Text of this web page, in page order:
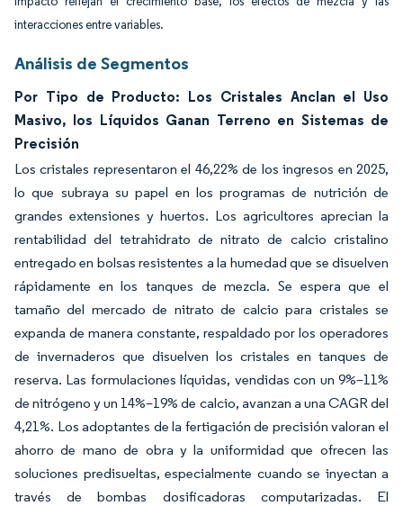
interacciones entre variables.
Análisis de Segmentos
Por Tipo de Producto: Los Cristales Anclan el Uso
Masivo, los Líquidos Ganan Terreno en Sistemas de
Precisión
Los cristales representaron el 46,22% de los ingresos en 2025,
lo que subraya su papel en los programas de nutrición de
grandes extensiones y huertos. Los agricultores aprecian la
rentabilidad del tetrahidrato de nitrato de calcio cristalino
entregado en bolsas resistentes a la humedad que se disuelven
rápidamente en los tanques de mezcla. Se espera que el
tamaño del mercado de nitrato de calcio para cristales se
expanda de manera constante, respaldado por los operadores
de invernaderos que disuelven los cristales en tanques de
reserva. Las formulaciones líquidas, vendidas con un 9%–11%
de nitrógeno y un 14%–19% de calcio, avanzan a una CAGR del
4,21%. Los adoptantes de la fertigación de precisión valoran el
ahorro de mano de obra y la uniformidad que ofrecen las
soluciones predisueltas, especialmente cuando se inyectan a
través de bombas dosificadoras computarizadas. El